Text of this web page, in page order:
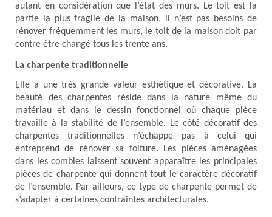
autant en considération que l’état des murs. Le toit est la
partie la plus fragile de la maison, il n’est pas besoins de
rénover fréquemment les murs, le toit de la maison doit par
contre être changé tous les trente ans.
La charpente traditionnelle
Elle a une très grande valeur esthétique et décorative. La
beauté des charpentes réside dans la nature même du
matériau et dans le dessin fonctionnel où chaque pièce
travaille à la stabilité de l’ensemble. Le côté décoratif des
charpentes traditionnelles n’échappe pas à celui qui
entreprend de rénover sa toiture. Les pièces aménagées
dans les combles laissent souvent apparaître les principales
pièces de charpente qui donnent tout le caractère décoratif
de l’ensemble. Par ailleurs, ce type de charpente permet de
s’adapter à certaines contraintes architecturales.